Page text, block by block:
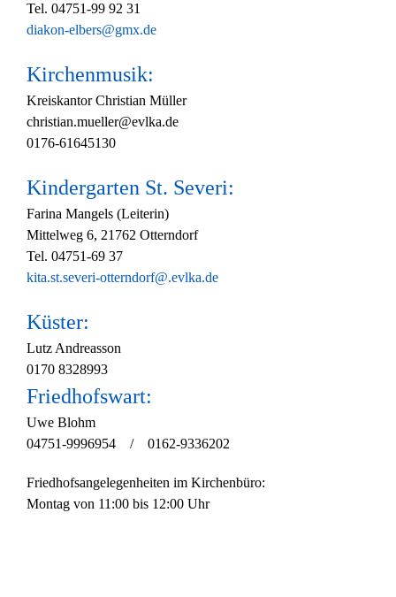
Tel. 04751-99 92 31
diakon-elbers@gmx.de
Kirchenmusik:
Kreiskantor Christian Müller
christian.mueller@evlka.de
0176-61645130
Kindergarten St. Severi:
Farina Mangels (Leiterin)
Mittelweg 6, 21762 Otterndorf
Tel. 04751-69 37
kita.st.severi-otterndorf@.evlka.de
Küster:
Lutz Andreasson
0170 8328993
Friedhofswart:
Uwe Blohm
04751-9996954 / 0162-9336202
Friedhofsangelegenheiten im Kirchenbüro:
Montag von 11:00 bis 12:00 Uhr